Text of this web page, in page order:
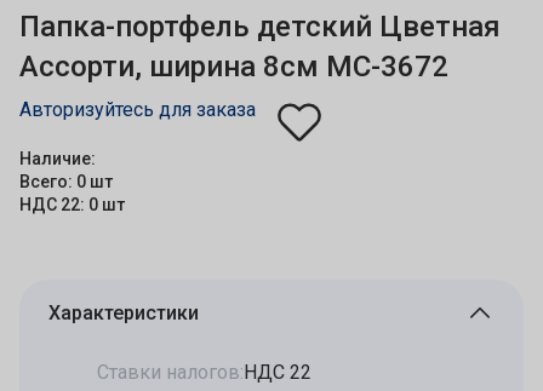
Папка-портфель детский Цветная
Ассорти, ширина 8см МС-3672
Авторизуйтесь для заказа
Наличие:
Всего: 0 шт
НДС 22: 0 шт
Характеристики
Ставки налогов:НДС 22